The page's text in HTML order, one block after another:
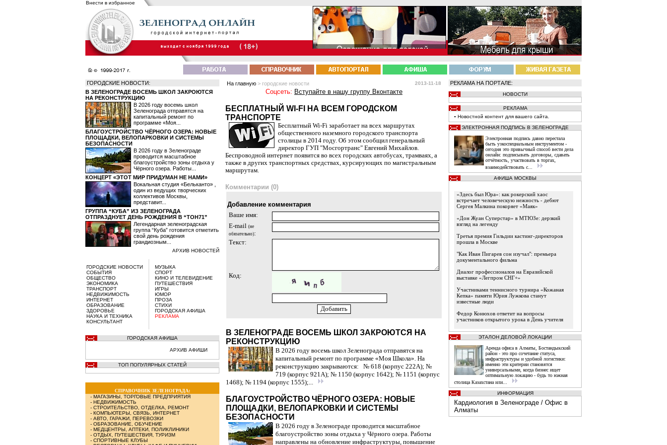
Внести в избранное
ГОРОДСКИЕ НОВОСТИ:
В ЗЕЛЕНОГРАДЕ ВОСЕМЬ ШКОЛ ЗАКРОЮТСЯ
НА РЕКОНСТРУКЦИЮ
В 2026 году восемь школ
Зеленограда отправятся на
капитальный ремонт по
программе «Моя...
БЛАГОУСТРОЙСТВО ЧЁРНОГО ОЗЕРА: НОВЫЕ
ПЛОЩАДКИ, ВЕЛОПАРКОВКИ И СИСТЕМЫ
БЕЗОПАСНОСТИ
В 2026 году в Зеленограде
проводится масштабное
благоустройство зоны отдыха у
Чёрного озера. Работы...
КОНЦЕРТ «ЭТОТ МИР ПРИДУМАН НЕ НАМИ»
Вокальная студия «Бельканто» ,
один из ведущих творческих
коллективов Москвы,
представит...
ГРУППА “КУБА” ИЗ ЗЕЛЕНОГРАДА
ОТПРАЗДНУЕТ ДЕНЬ РОЖДЕНИЯ В “ТОН71”
Легендарная зеленоградская
группа “Куба” готовится отметить
свой день рождения
грандиозным...
АРХИВ НОВОСТЕЙ
ГОРОДСКИЕ НОВОСТИ
СОБЫТИЯ
ОБЩЕСТВО
ЭКОНОМИКА
ТРАНСПОРТ
НЕДВИЖИМОСТЬ
ИНТЕРНЕТ
ОБРАЗОВАНИЕ
ЗДОРОВЬЕ
НАУКА И ТЕХНИКА
КОНСУЛЬТАНТ
МУЗЫКА
СПОРТ
КИНО И ТЕЛЕВИДЕНИЕ
ПУТЕШЕСТВИЯ
ИГРЫ
ЮМОР
ПРОЗА
СТИХИ
ГОРОДСКАЯ АФИША
РЕКЛАМА
ГОРОДСКАЯ АФИША
АРХИВ АФИШИ
ТОП ПОПУЛЯРНЫХ СТАТЕЙ
СПРАВОЧНИК ЗЕЛЕНОГРАДА:
- МАГАЗИНЫ, ТОРГОВЫЕ ПРЕДПРИЯТИЯ
- НЕДВИЖИМОСТЬ
- СТРОИТЕЛЬСТВО, ОТДЕЛКА, РЕМОНТ
- КОМПЬЮТЕРЫ, СВЯЗЬ, ИНТЕРНЕТ
- АВТО, ГАРАЖИ, ПЕРЕВОЗКИ
- ОБРАЗОВАНИЕ, ОБУЧЕНИЕ
- МЕДЦЕНТРЫ, АПТЕКИ, ПОЛИКЛИНИКИ
- ОТДЫХ, ПУТЕШЕСТВИЯ, ТУРИЗМ
- СПОРТИВНЫЕ КЛУБЫ
На главную > городские новости 2013-11-18
Соцсеть: Вступайте в нашу группу Вконтакте
БЕСПЛАТНЫЙ WI-FI НА ВСЕМ ГОРОДСКОМ
ТРАНСПОРТЕ
Бесплатный Wi-Fi заработает на всех маршрутах
общественного наземного городского транспорта
столицы в 2014 году. Об этом сообщил генеральный
директор ГУП "Мосгортранс" Евгений Михайлов.
Беспроводной интернет появится во всех городских автобусах, трамваях, а
также в других транспортных средствах, курсирующих по магистральным
маршрутам.
Комментарии (0)
Добавление комментария
Ваше имя:
E-mail (не
обязательно):
Текст:
Код:
В ЗЕЛЕНОГРАДЕ ВОСЕМЬ ШКОЛ ЗАКРОЮТСЯ НА
РЕКОНСТРУКЦИЮ
В 2026 году восемь школ Зеленограда отправятся на
капитальный ремонт по программе «Моя Школа». На
реконструкцию закрываются: № 618 (корпус 222А); №
719 (корпус 921А); № 1150 (корпус 1642); № 1151 (корпус
1468); № 1194 (корпус 1555);...
БЛАГОУСТРОЙСТВО ЧЁРНОГО ОЗЕРА: НОВЫЕ
ПЛОЩАДКИ, ВЕЛОПАРКОВКИ И СИСТЕМЫ
БЕЗОПАСНОСТИ
В 2026 году в Зеленограде проводится масштабное
благоустройство зоны отдыха у Чёрного озера. Работы
направлены на обновление инфраструктуры, повышение
РЕКЛАМА НА ПОРТАЛЕ:
НОВОСТИ
РЕКЛАМА
▪ Новостной контент для вашего сайта.
ЭЛЕКТРОННАЯ ПОДПИСЬ В ЗЕЛЕНОГРАДЕ
Электронная подпись давно перестала
быть узкоспециальным инструментом -
сегодня это привычный способ вести дела
онлайн: подписывать договоры, сдавать
отчётность, участвовать в торгах,
взаимодействовать с...
АФИША МОСКВЫ
«Здесь был Юра»: как рокерский хаос
встречает человеческую нежность - дебют
Сергея Малкина покоряет «Маяк»
«Дон Жуан Суперстар» в МТЮЗе: дерзкий
взгляд на легенду
Третья премия Гильдии кастинг-директоров
прошла в Москве
"Как Иван Пигарев сон изучал": премьера
документального фильма
Диалог профессионалов на Евразийской
выставке «Легпром СНГ+»
Участниками теннисного турнира «Кожаная
Кепка» памяти Юрия Лужкова станут
известные люди
Федор Конюхов ответит на вопросы
участников открытого урока в День учителя
ЭТАЛОН ДЕЛОВОЙ ЛОКАЦИИ
Аренда офиса в Алматы, Бостандыкский
район - это про сочетание статуса,
инфраструктуры и удобной логистики:
именно эти критерии становятся
универсальными, когда бизнес ищет
оптимальную локацию - будь то южная
столица Казахстана или...
ИНФОРМАЦИЯ
Кардиология в Зеленограде / Офис в
Алматы